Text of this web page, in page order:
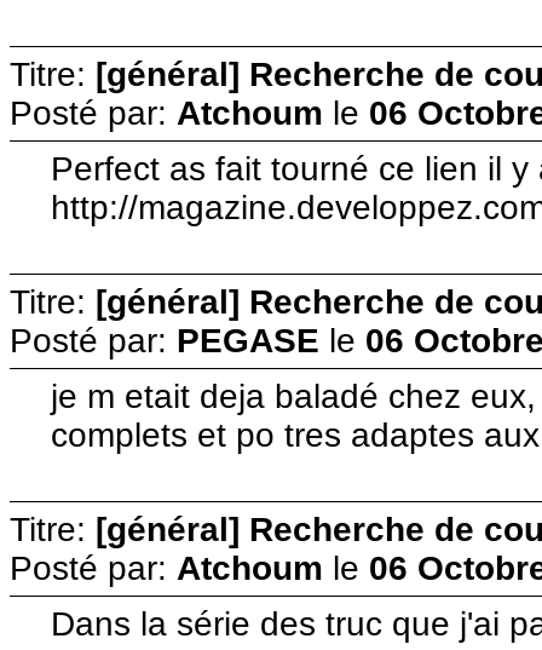
Titre: [général] Recherche de
Posté par: Atchoum le 06
Perfect as fait tourné ce lien il
http://
Titre: [général] Recherche de
Posté par: PEGASE le 06
je m etait deja baladé chez
complets et po tres adaptes
Titre: [général] Recherche de
Posté par: Atchoum le 06
Dans la série des truc que j'ai